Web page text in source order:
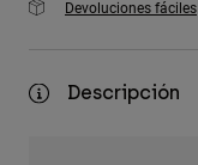
Accesorios
Bolsas y Mochilas
Devoluciones fáciles
Descripción